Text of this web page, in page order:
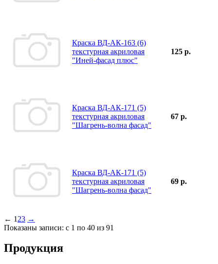
Краска ВД-АК-163 (6)
текстурная акриловая
"Иней-фасад плюс"
125 р.
Краска ВД-АК-171 (5)
текстурная акриловая
"Шагрень-волна фасад"
67 р.
Краска ВД-АК-171 (5)
текстурная акриловая
"Шагрень-волна фасад"
69 р.
← 1 23 →
Показаны записи: с 1 по 40 из 91
Продукция